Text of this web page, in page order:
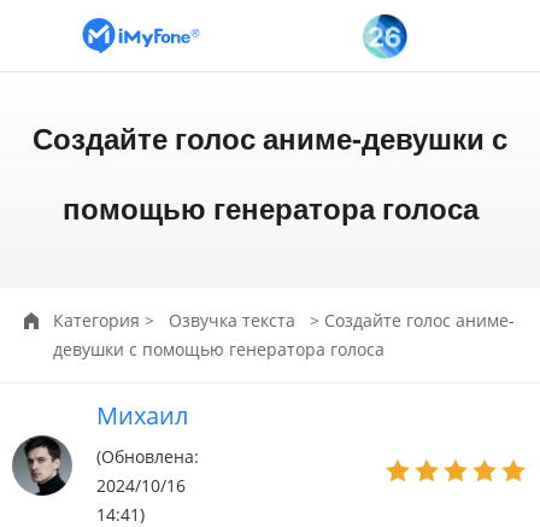
Создайте голос аниме-девушки с
помощью генератора голоса
Категория > Озвучка текста
> Создайте голос аниме-
девушки с помощью генератора голоса
Михаил
(Обновлена:
2024/10/16
14:41)